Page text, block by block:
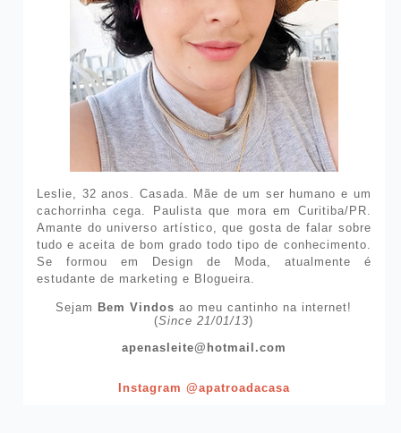
Leslie, 32 anos. Casada. Mãe de um ser humano e um
cachorrinha cega. Paulista que mora em Curitiba/PR.
Amante do universo artístico, que gosta de falar sobre
tudo e aceita de bom grado todo tipo de conhecimento.
Se formou em Design de Moda, atualmente é
estudante de marketing e Blogueira.
Sejam Bem Vindos ao meu cantinho na internet!
(Since 21/01/13)
apenasleite@hotmail.com
Instagram @apatroadacasa